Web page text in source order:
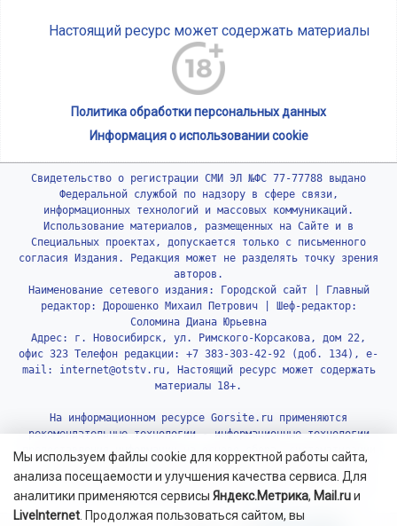
Мы используем файлы cookie для корректной работы сайта,
анализа посещаемости и улучшения качества сервиса. Для
аналитики применяются сервисы Яндекс.Метрика, Mail.ruи
LiveInternet . Продолжая пользоваться сайтом, вы
Настоящий ресурс может содержать материалы
Политика обработки персональных данных
Информация о использовании cookie
Свидетельство о регистрации СМИ ЭЛ №ФС 77-77788 выдано
Федеральной службой по надзору в сфере связи,
информационных технологий и массовых коммуникаций.
Использование материалов, размещенных на Сайте и в
Специальных проектах, допускается только с письменного
согласия Издания. Редакция может не разделять точку зрения
авторов.
Наименование сетевого издания: Городской сайт | Главный
редактор: Дорошенко Михаил Петрович | Шеф-редактор:
Соломина Диана Юрьевна
Адрес: г. Новосибирск, ул. Римского-Корсакова, дом 22,
офис 323 Телефон редакции: +7 383-303-42-92 (доб. 134), e-
mail: internet@otstv.ru, Настоящий ресурс может содержать
материалы 18+.
На информационном ресурсе Gorsite.ru применяются
рекомендательные технологии - информационные технологии
предоставления информации на основе сбора, систематизации
и анализа сведений, относящихся к предпочтениям
пользователей сети «Интернет», находящихся на территории
Российской Федерации.Подробнее.